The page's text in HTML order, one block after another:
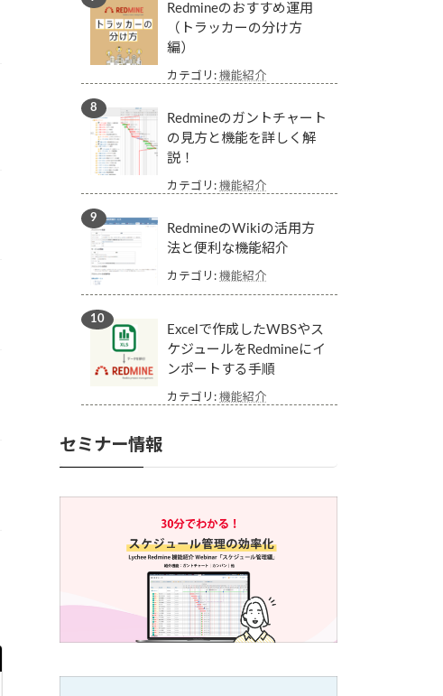
Redmineのおすすめ運用
（トラッカーの分け方
編）
カテゴリ:機能紹介
Redmineのガントチャート
の見方と機能を詳しく解
説！
カテゴリ:機能紹介
RedmineのWikiの活用方
法と便利な機能紹介
カテゴリ:機能紹介
Excelで作成したWBSやス
ケジュールをRedmineにイ
ンポートする手順
カテゴリ:機能紹介
セミナー情報